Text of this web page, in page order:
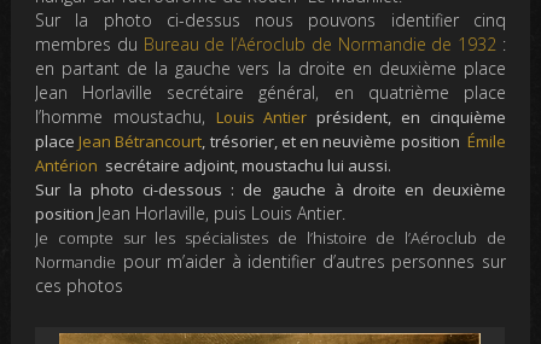
Sur la photo ci-dessus nous pouvons identifier cinq
membres du Bureau de l’Aéroclub de Normandie de 1932 :
en partant de la gauche vers la droite en deuxième place
Jean Horlaville secrétaire général, en quatrième place
l’homme moustachu,
Louis Antier président, en cinquième
place Jean Bétrancourt, trésorier, et en neuvième position Émile
Antérion secrétaire adjoint, moustachu lui aussi.
Sur la photo ci-dessous : de gauche à droite en deuxième
position Jean Horlaville, puis Louis Antier.
Je compte sur les spécialistes de l’histoire de l’Aéroclub de
Normandie pour m’aider à identifier d’autres personnes sur
ces photos